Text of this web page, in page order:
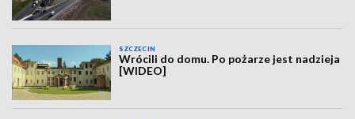
SZCZECIN
Wrócili do domu. Po pożarze jest nadzieja
[WIDEO]